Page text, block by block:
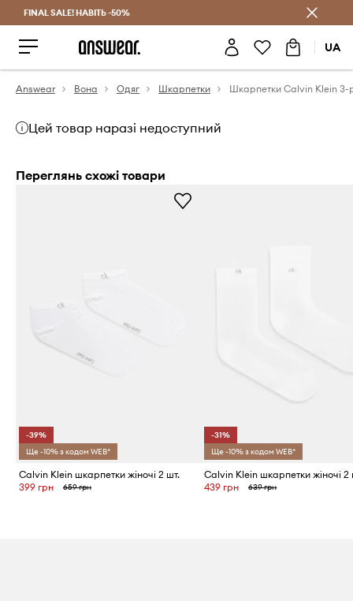
Заощаджуй з Answear Club
FINAL SALE! НАВІТЬ -50%
UA
Answear Вона Одяг Шкарпетки Шкарпетки Calvin Klein 3-
Цей товар наразі недоступний
Переглянь схожі товари
-39%
Ще -10% з кодом WEB*
Calvin Klein шкарпетки жіночі 2 шт.
399 грн
659 грн
-31%
Ще -10% з кодом WEB*
Calvin Klein шкарпетки жіночі 2
439 грн
639 грн